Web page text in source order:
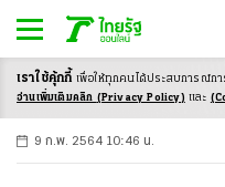
-ก ก ก+
9 ก.พ. 2564 10:46 น.
เราใช้คุ้กกี้ เพื่อให้ทุกคนได้ประสบการณ์กา
อ่านเพิ่มเติมคลิก (Privacy Policy) และ